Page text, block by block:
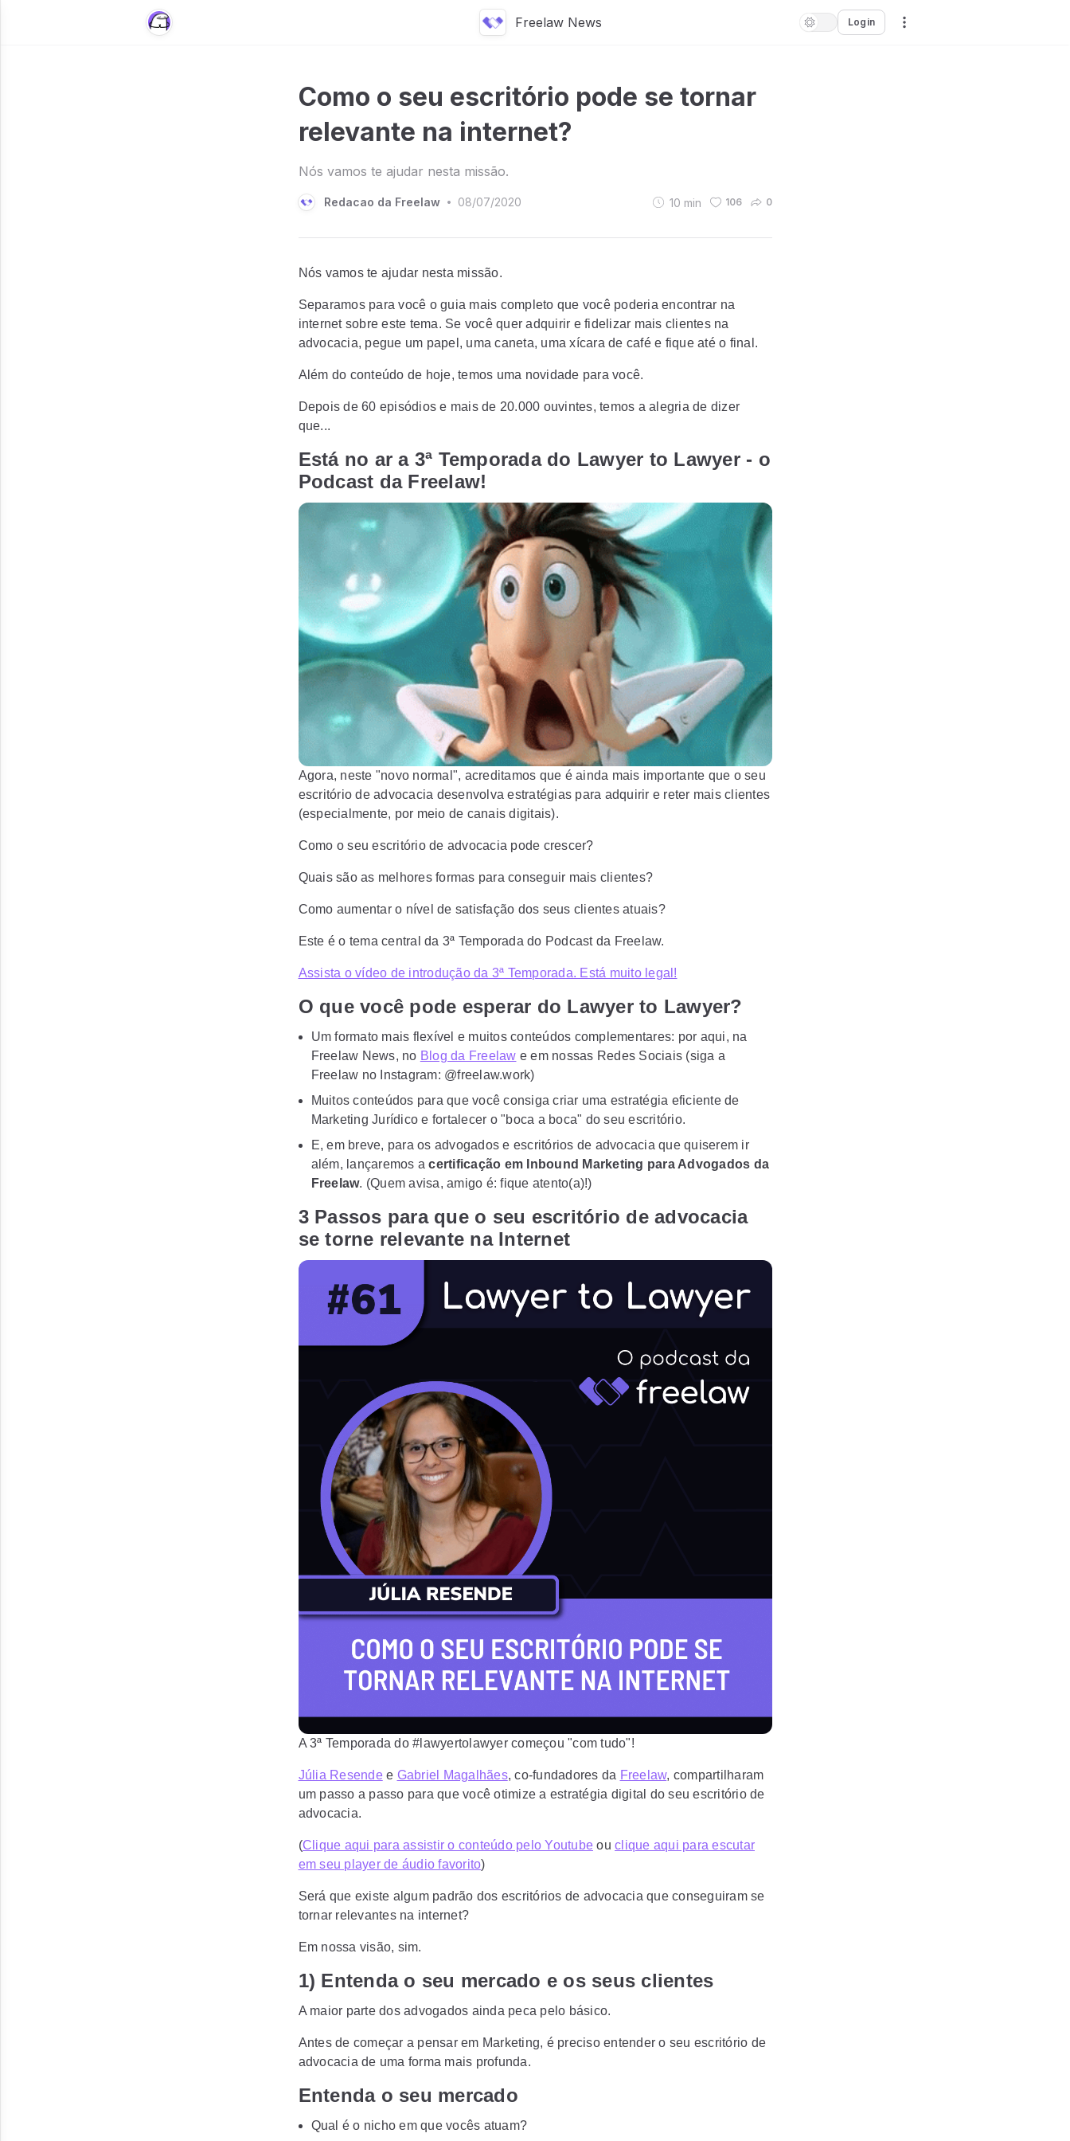
Freelaw News Login
Como o seu escritório pode se tornar
relevante na internet?
Nós vamos te ajudar nesta missão.
Redacao da Freelaw • 08/07/2020 10 min 106 0
Nós vamos te ajudar nesta missão.
Separamos para você o guia mais completo que você poderia encontrar na
internet sobre este tema. Se você quer adquirir e fidelizar mais clientes na
advocacia, pegue um papel, uma caneta, uma xícara de café e fique até o final.
Além do conteúdo de hoje, temos uma novidade para você.
Depois de 60 episódios e mais de 20.000 ouvintes, temos a alegria de dizer
que...
Está no ar a 3ª Temporada do Lawyer to Lawyer - o
Podcast da Freelaw!
Agora, neste "novo normal", acreditamos que é ainda mais importante que o seu
escritório de advocacia desenvolva estratégias para adquirir e reter mais clientes
(especialmente, por meio de canais digitais).
Como o seu escritório de advocacia pode crescer?
Quais são as melhores formas para conseguir mais clientes?
Como aumentar o nível de satisfação dos seus clientes atuais?
Este é o tema central da 3ª Temporada do Podcast da Freelaw.
Assista o vídeo de introdução da 3ª Temporada. Está muito legal!
O que você pode esperar do Lawyer to Lawyer?
Um formato mais flexível e muitos conteúdos complementares: por aqui, na
Freelaw News, no Blog da Freelaw e em nossas Redes Sociais (siga a
Freelaw no Instagram: @freelaw.work)
Muitos conteúdos para que você consiga criar uma estratégia eficiente de
Marketing Jurídico e fortalecer o "boca a boca" do seu escritório.
E, em breve, para os advogados e escritórios de advocacia que quiserem ir
além, lançaremos acertificação em Inbound Marketing para Advogados da
Freelaw. (Quem avisa, amigo é: fique atento(a)!)
3 Passos para que o seu escritório de advocacia
se torne relevante na Internet
A 3ª Temporada do #lawyertolawyer começou "com tudo"!
Júlia Resendee Gabriel Magalhães, co-fundadores da Freelaw, compartilharam
um passo a passo para que você otimize a estratégia digital do seu escritório de
advocacia.
(Clique aqui para assistir o conteúdo pelo Youtube ou clique aqui para escutar
em seu player de áudio favorito)
Será que existe algum padrão dos escritórios de advocacia que conseguiram se
tornar relevantes na internet?
Em nossa visão, sim.
1) Entenda o seu mercado e os seus clientes
A maior parte dos advogados ainda peca pelo básico.
Antes de começar a pensar em Marketing, é preciso entender o seu escritório de
advocacia de uma forma mais profunda.
Entenda o seu mercado
Qual é o nicho em que vocês atuam?